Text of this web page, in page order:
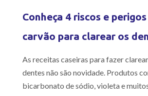
Conheça 4 riscos e
carvão para clarear os
As receitas caseiras para fazer
dentes não são novidade. Produtos
bicarbonato de sódio, violeta e